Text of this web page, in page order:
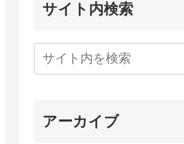
サイト内検索
アーカイブ